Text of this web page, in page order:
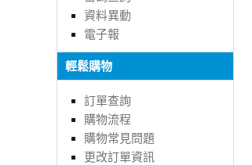
資料異動
電子報
輕鬆購物
訂單查詢
購物流程
購物常見問題
更改訂單資訊